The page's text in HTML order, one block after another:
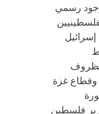
رسمي
إسرائيل
جاءت الظروف
وقطاع غزة
فلسطين